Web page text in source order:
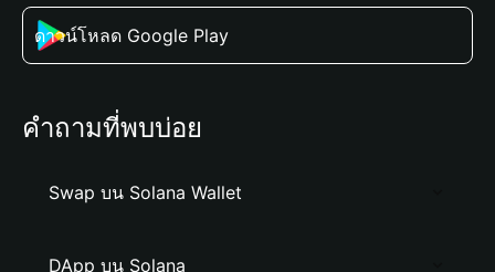
ดาวน์โหลด Google Play
คำถามที่พบบ่อย
Swap บน Solana Wallet
DApp บน Solana